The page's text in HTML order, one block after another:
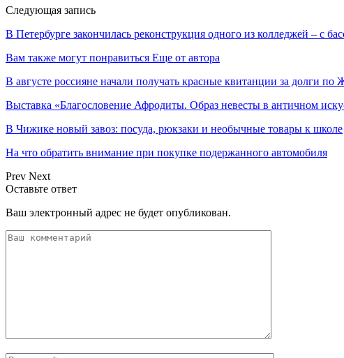
Следующая запись
В Петербурге закончилась реконструкция одного из колледжей – с
Вам также могут понравиться Еще от автора
В августе россияне начали получать красные квитанции за долги
Выставка «Благословение Афродиты. Образ невесты в античном
В Чижике новый завоз: посуда, рюкзаки и необычные товары к школе
На что обратить внимание при покупке подержанного автомобиля
Prev Next
Оставьте ответ
Ваш электронный адрес не будет опубликован.